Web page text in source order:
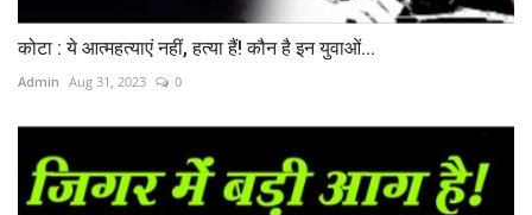
कोटा : ये आत्महत्याएं नहीं, हत्या हैं! कौन है इन युवाओं...
Admin Aug 31, 2023 0